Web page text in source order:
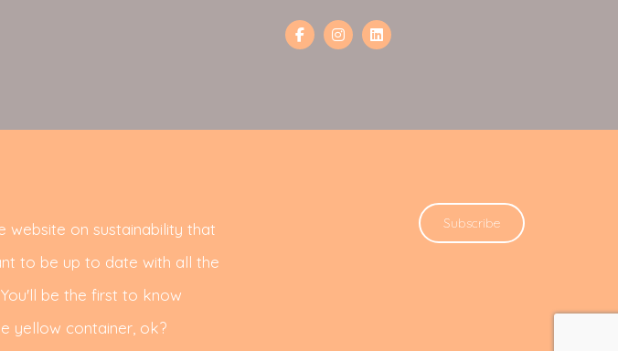
on sustainability that
to be up to date with all the
be the first to know
yellow container, ok?
Subscribe